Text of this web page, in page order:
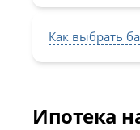
Как выбрать
Ипотека